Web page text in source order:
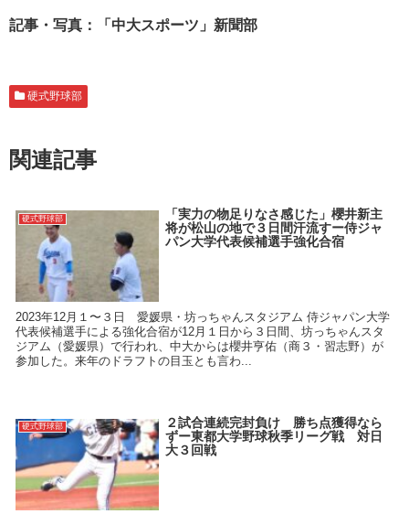
記事・写真：「中大スポーツ」新聞部
硬式野球部
関連記事
硬式野球部
「実力の物足りなさ感じた」櫻井新主
将が松山の地で３日間汗流すー侍ジャ
パン大学代表候補選手強化合宿
2023年12月１〜３日 愛媛県・坊っちゃんスタジアム 侍ジャパン大学
代表候補選手による強化合宿が12月１日から３日間、坊っちゃんスタ
ジアム（愛媛県）で行われ、中大からは櫻井亨佑（商３・習志野）が
参加した。来年のドラフトの目玉とも言わ...
硬式野球部
２試合連続完封負け 勝ち点獲得なら
ずー東都大学野球秋季リーグ戦 対日
大３回戦